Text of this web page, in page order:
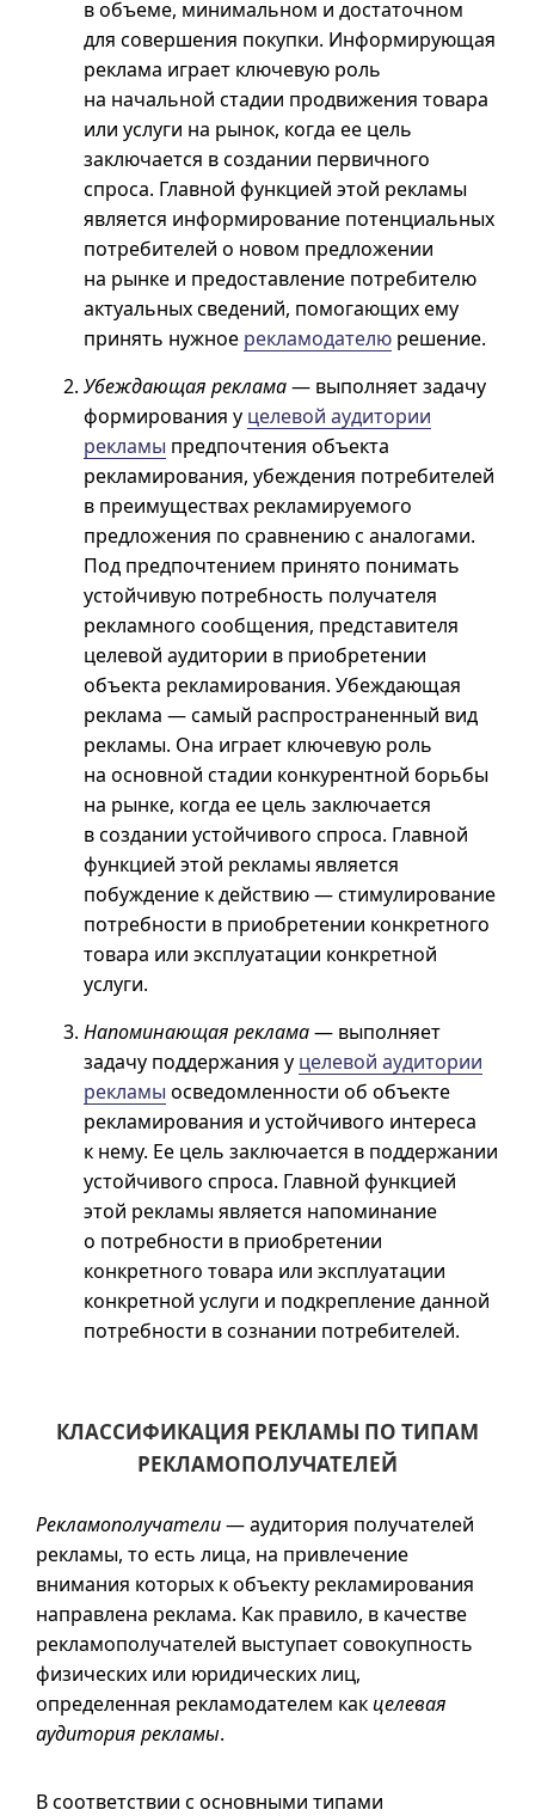
в объеме, минимальном и достаточном
для совершения покупки. Информирующая
реклама играет ключевую роль
на начальной стадии продвижения товара
или услуги на рынок, когда ее цель
заключается в создании первичного
спроса. Главной функцией этой рекламы
является информирование потенциальных
потребителей о новом предложении
на рынке и предоставление потребителю
актуальных сведений, помогающих ему
принять нужное рекламодателю решение.
Убеждающая реклама— выполняет задачу
формирования у целевой аудитории
рекламы предпочтения объекта
рекламирования, убеждения потребителей
в преимуществах рекламируемого
предложения по сравнению с аналогами.
Под предпочтением принято понимать
устойчивую потребность получателя
рекламного сообщения, представителя
целевой аудитории в приобретении
объекта рекламирования. Убеждающая
реклама — самый распространенный вид
рекламы. Она играет ключевую роль
на основной стадии конкурентной борьбы
на рынке, когда ее цель заключается
в создании устойчивого спроса. Главной
функцией этой рекламы является
побуждение к действию — стимулирование
потребности в приобретении конкретного
товара или эксплуатации конкретной
услуги.
Напоминающая реклама— выполняет
задачу поддержания у целевой аудитории
рекламы осведомленности об объекте
рекламирования и устойчивого интереса
к нему. Ее цель заключается в поддержании
устойчивого спроса. Главной функцией
этой рекламы является напоминание
о потребности в приобретении
конкретного товара или эксплуатации
конкретной услуги и подкрепление данной
потребности в сознании потребителей.
КЛАССИФИКАЦИЯ РЕКЛАМЫ ПО ТИПАМ
РЕКЛАМОПОЛУЧАТЕЛЕЙ
Рекламополучатели— аудитория получателей
рекламы, то есть лица, на привлечение
внимания которых к объекту рекламирования
направлена реклама. Как правило, в качестве
рекламополучателей выступает совокупность
физических или юридических лиц,
определенная рекламодателем какцелевая
аудитория рекламы.
В соответствии с основными типами